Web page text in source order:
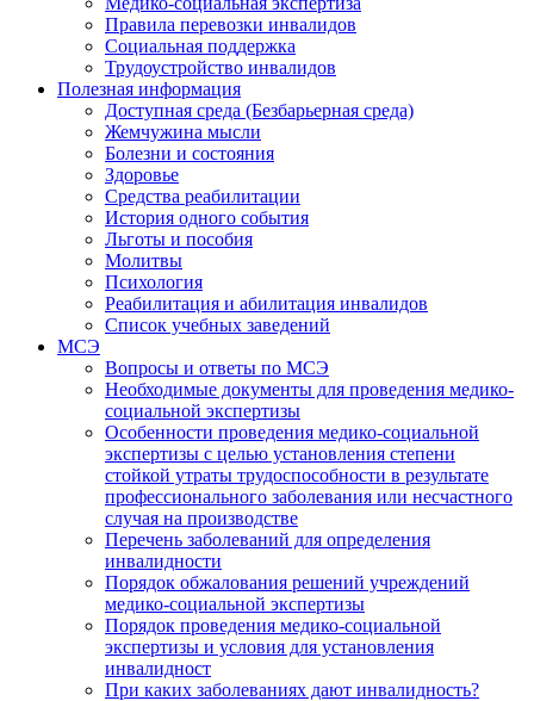
Правила перевозки инвалидов
Социальная поддержка
Трудоустройство инвалидов
Полезная информация
Доступная среда (Безбарьерная среда)
Жемчужина мысли
Болезни и состояния
Здоровье
Средства реабилитации
История одного события
Льготы и пособия
Молитвы
Психология
Реабилитация и абилитация инвалидов
Список учебных заведений
МСЭ
Вопросы и ответы по МСЭ
Необходимые документы для проведения медико-
социальной экспертизы
Особенности проведения медико-социальной
экспертизы с целью установления степени
стойкой утраты трудоспособности в результате
профессионального заболевания или несчастного
случая на производстве
Перечень заболеваний для определения
инвалидности
Порядок обжалования решений учреждений
медико-социальной экспертизы
Порядок проведения медико-социальной
экспертизы и условия для установления
инвалидност
При каких заболеваниях дают инвалидность?